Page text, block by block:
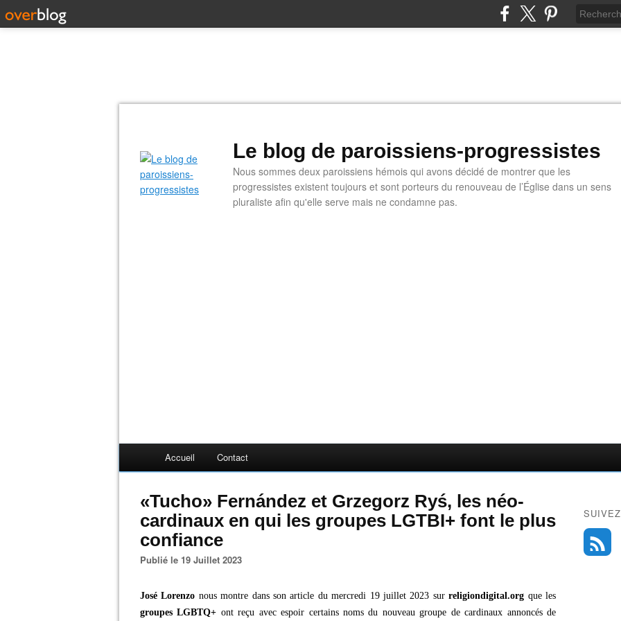
Le blog de paroissiens-progressistes
Nous sommes deux paroissiens hémois qui avons décidé de montrer que les
progressistes existent toujours et sont porteurs du renouveau de l’Église dans un sens
pluraliste afin qu'elle serve mais ne condamne pas.
Accueil Contact
«Tucho» Fernández et Grzegorz Ryś, les néo-
cardinaux en qui les groupes LGTBI+ font le plus
confiance
Publié le 19 Juillet 2023
José Lorenzo nous montre dans son article du mercredi 19 juillet 2023 surreligiondigital.org que les
groupes LGBTQ+ ont reçu avec espoir certains noms du nouveau groupe de cardinaux annoncés de